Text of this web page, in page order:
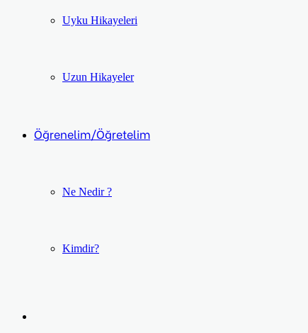
Uyku Hikayeleri
Uzun Hikayeler
Öğrenelim/Öğretelim
Ne Nedir ?
Kimdir?